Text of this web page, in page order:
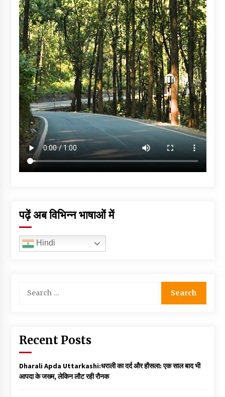
पढ़ें अब विभिन्न भाषाओं में
Hindi
for:
Recent Posts
Dharali Apda Uttarkashi:धराली का दर्द और हौसला: एक साल बाद भी
आपदा के जख्म, लेकिन लौट रही रौनक